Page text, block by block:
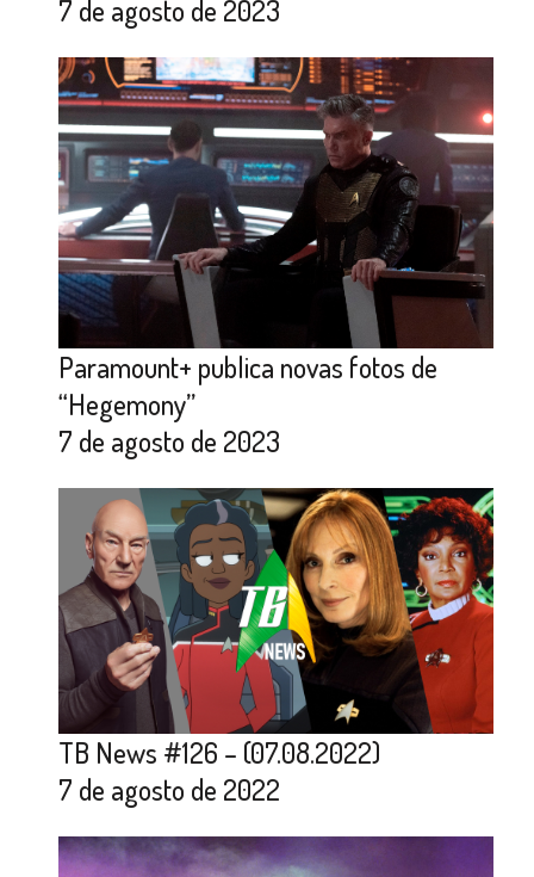
7 de agosto de 2023
Paramount+ publica novas fotos de
“Hegemony”
7 de agosto de 2023
TB News #126 – (07.08.2022)
7 de agosto de 2022